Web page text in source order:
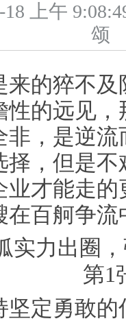
18 上午
来的猝不
性的远见
非，是逆
择，但是
业才能走
在百舸争
坚定勇敢